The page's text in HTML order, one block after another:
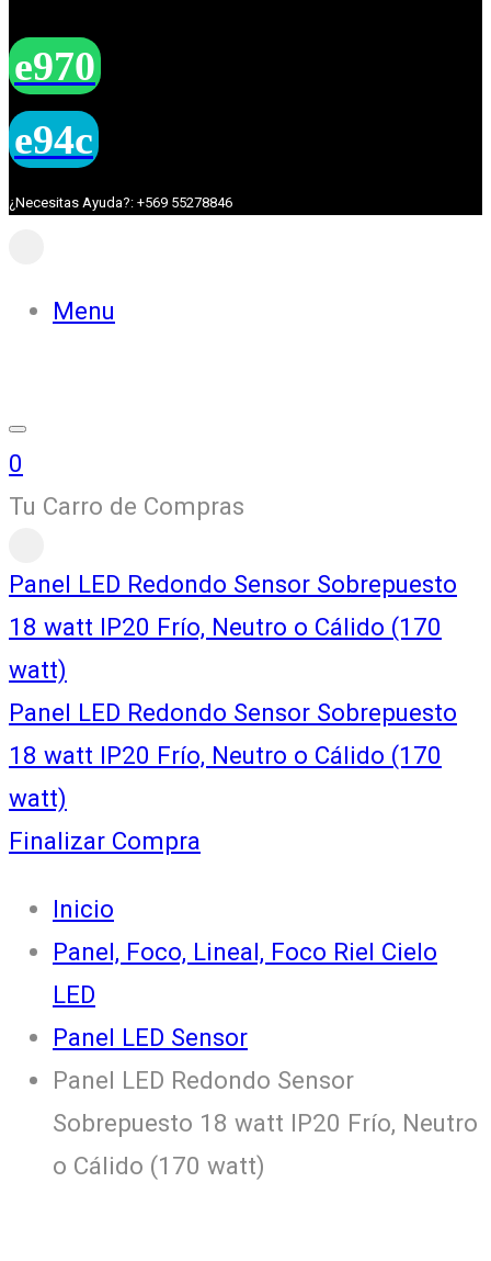
¿Necesitas Ayuda?: +569 55278846
Menu
0
Tu Carro de Compras
Panel LED Redondo Sensor Sobrepuesto
18 watt IP20 Frío, Neutro o Cálido (170
watt)
Panel LED Redondo Sensor Sobrepuesto
18 watt IP20 Frío, Neutro o Cálido (170
watt)
Finalizar Compra
Inicio
Panel, Foco, Lineal, Foco Riel Cielo
LED
Panel LED Sensor
Panel LED Redondo Sensor
Sobrepuesto 18 watt IP20 Frío, Neutro
o Cálido (170 watt)